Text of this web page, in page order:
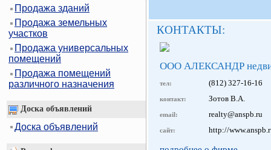
Продажа зданий
Продажа земельных
участков
Продажа универсальных
помещений
Продажа помещений
различного назначения
Доска объявлений
Доска объявлений
КОНТАКТЫ:
ООО АЛЕКСАНДР
тел: (812) 327-16-16
контакт: Зотов В.А.
email: realty@anspb.ru
сайт: http://